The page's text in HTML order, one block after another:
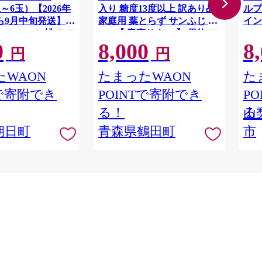
6玉）【2026年
月中旬発送】
フルーツ 桃 モモ
無料
円
WAON
寄附でき
日町
入り 糖度13度以上 訳あり品
家庭用 葉とらず サンふじ 約
3kg 【 青森りんご 】 果物 フ
ルーツ 産地直送 糖度測定 褐
変 チェック 贈り物 年末 挨拶
8,000 円
たまったWAON
POINTで寄附でき
る！
青森県鶴田町
ル
イ
た
る
山
市